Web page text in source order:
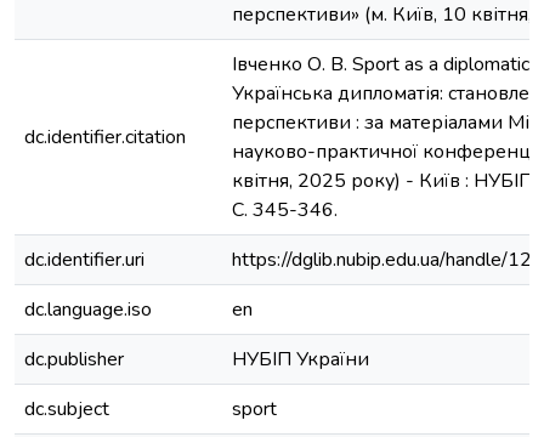
перспективи» (м. Київ, 10
dc.identifier.citation
Івченко О. В. Sport as a diplomatic
Українська дипломатія:
перспективи : за матеріалами
науково-практичної
квітня, 2025 року) - Київ : НУБІП
С. 345-346.
dc.identifier.uri
https://dglib.nubip.edu.ua/handle/
dc.language.iso
en
dc.publisher
НУБІП України
dc.subject
sport